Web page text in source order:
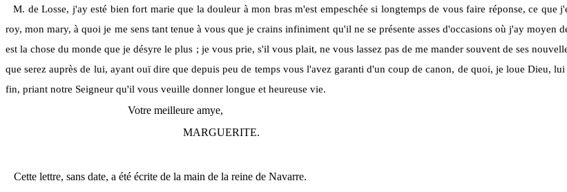
M. de Losse, j'ay esté bien fort marie que la douleur à mon bras m'est empeschée si longtemps de vous faire réponse, ce
roy, mon mary, à quoi je me sens tant tenue à vous que je crains infiniment qu'il ne se présente asses d'occasions où j'ay moyen
est la chose du monde que je désyre le plus ; je vous prie, s'il vous plait, ne vous lassez pas de me mander souvent de ses
que serez auprès de lui, ayant ouï dire que depuis peu de temps vous l'avez garanti d'un coup de canon, de quoi, je loue Dieu,
fin, priant notre Seigneur qu'il vous veuille donner longue et heureuse vie.
Votre meilleure amye,
MARGUERITE.
Cette lettre, sans date, a été écrite de la main de la reine de Navarre.